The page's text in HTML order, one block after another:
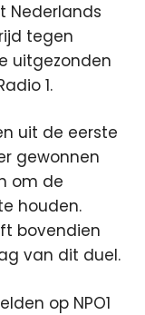
Nederlands
tegen
uitgezonden
1.
uit de eerste
gewonnen
om de
houden.
bovendien
van dit duel.
op NPO1